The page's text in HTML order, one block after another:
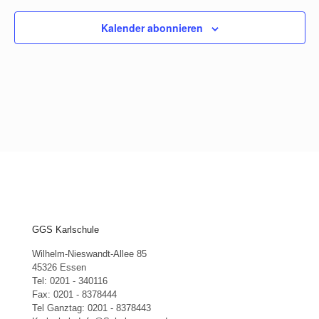
Kalender abonnieren
GGS Karlschule
Wilhelm-Nieswandt-Allee 85
45326 Essen
Tel: 0201 - 340116
Fax: 0201 - 8378444
Tel Ganztag: 0201 - 8378443